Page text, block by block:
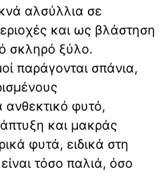
αλσύλλια σε
και ως βλάστηση
σκληρό ξύλο.
παράγονται σπάνια,
ανθεκτικό φυτό,
και μακράς
φυτά, ειδικά στη
τόσο παλιά, όσο